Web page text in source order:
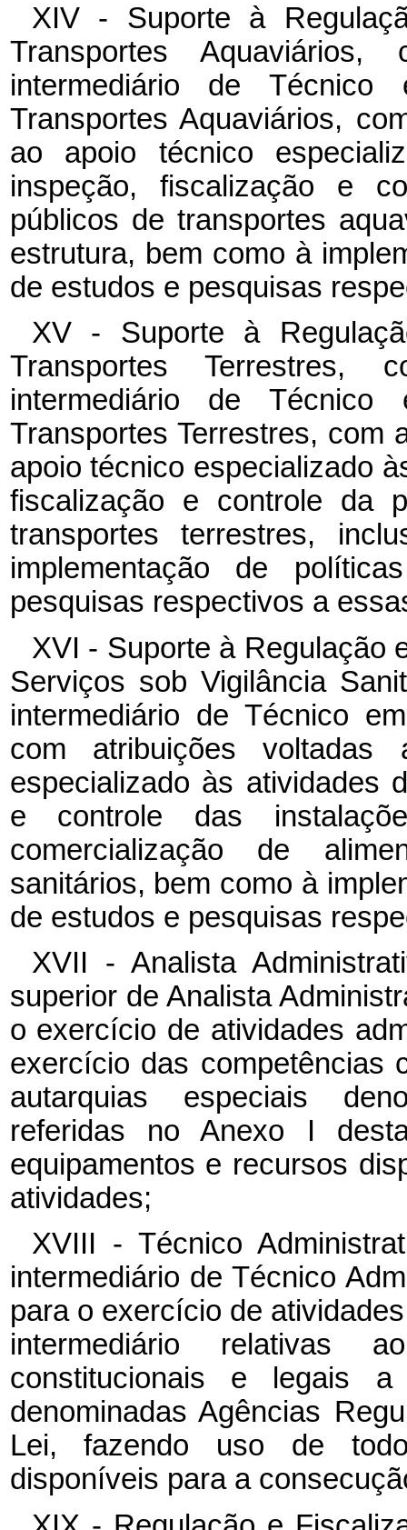
XIV - Suporte à
Transportes
intermediário de
Transportes Aquaviários,
ao apoio técnico
inspeção, fiscalização e
públicos de transportes
estrutura, bem como à
de estudos e pesquisas
XV - Suporte à
Transportes
intermediário de
Transportes Terrestres, com
apoio técnico especializado
fiscalização e controle da
transportes terrestres,
implementação de
pesquisas respectivos a
XVI - Suporte à Regulação
Serviços sob Vigilância
intermediário de Técnico
com atribuições
especializado às atividades
e controle das
comercialização de
sanitários, bem como à
de estudos e pesquisas
XVII - Analista
superior de Analista
o exercício de atividades
exercício das competências
autarquias especiais
referidas no Anexo I
equipamentos e recursos
atividades;
XVIII - Técnico
intermediário de Técnico
para o exercício de
intermediário relativas
constitucionais e legais
denominadas Agências
Lei, fazendo uso de
disponíveis para a